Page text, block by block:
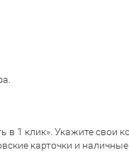
в 1 клик». Укажите свои
карточки и наличные